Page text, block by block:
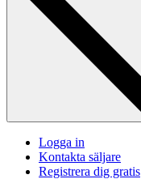
Logga in
Kontakta säljare
Registrera dig gratis